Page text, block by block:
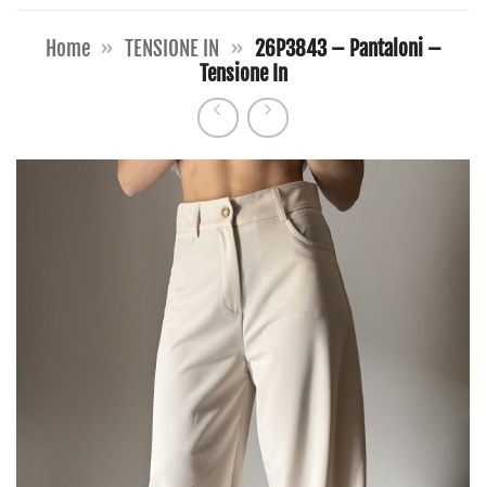
Home » TENSIONE IN » 26P3843 – Pantaloni –
Tensione In